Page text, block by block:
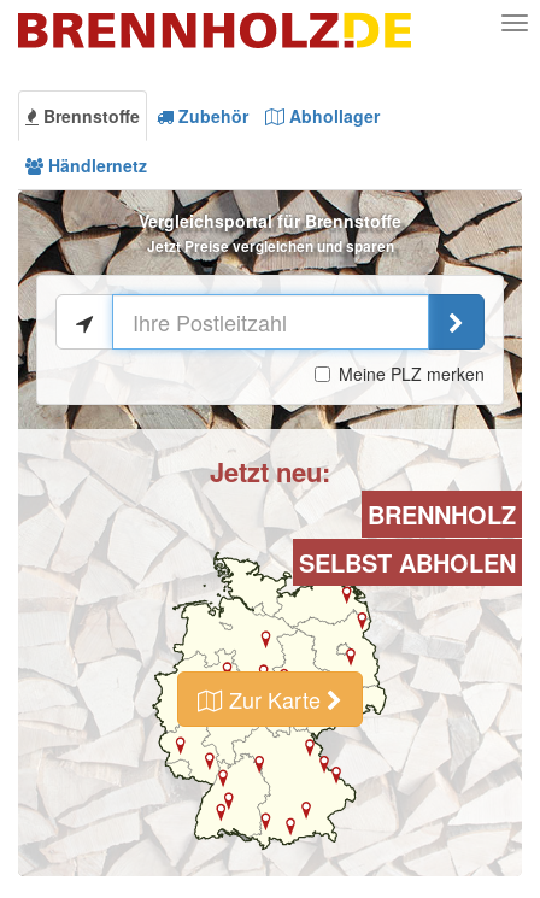
Brennstoffe Zubehör Abhollager
Händlernetz
Vergleichsportal für Brennstoffe
Jetzt Preise vergleichen und sparen
Meine PLZ merken
Jetzt neu:
BRENNHOLZ
SELBST ABHOLEN
Zur Karte